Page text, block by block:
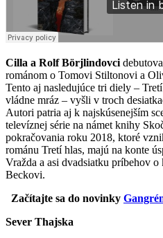
Cilla a Rolf Börjlindovci
románom o Tomovi Stiltonovi a
Tento aj nasledujúce tri diely –
vládne mráz – vyšli v troch
Autori patria aj k najskúsenejším
televíznej série na námet knihy
pokračovania roku 2018, ktoré
románu Tretí hlas, majú na konte
Vražda a asi dvadsiatku príbehov
Beckovi.
Začítajte sa do novinky
Sever Thajska